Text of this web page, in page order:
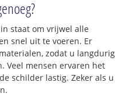
staat om vrijwel alle
snel uit te voeren. Er
zodat u langdurig
Veel mensen ervaren het
schilder lastig. Zeker als u